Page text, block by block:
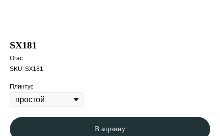
SX181
Orac
SKU: SX181
Плинтус
В корзину